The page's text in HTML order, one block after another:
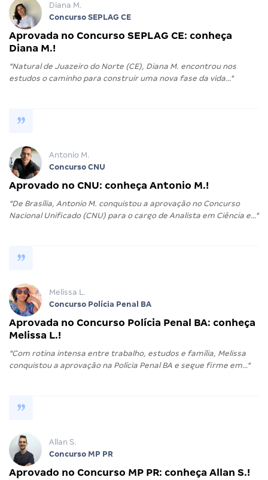
Diana M.
Concurso SEPLAG CE
Aprovada no Concurso SEPLAG CE: conheça
Diana M.!
"Natural de Juazeiro do Norte (CE), Diana M. encontrou nos
estudos o caminho para construir uma nova fase da vida…"
Antonio M.
Concurso CNU
Aprovado no CNU: conheça Antonio M.!
"De Brasília, Antonio M. conquistou a aprovação no Concurso
Nacional Unificado (CNU) para o cargo de Analista em Ciência e…"
Melissa L.
Concurso Polícia Penal BA
Aprovada no Concurso Polícia Penal BA: conheça
Melissa L.!
"Com rotina intensa entre trabalho, estudos e família, Melissa
conquistou a aprovação na Polícia Penal BA e segue firme em…"
Allan S.
Concurso MP PR
Aprovado no Concurso MP PR: conheça Allan S.!